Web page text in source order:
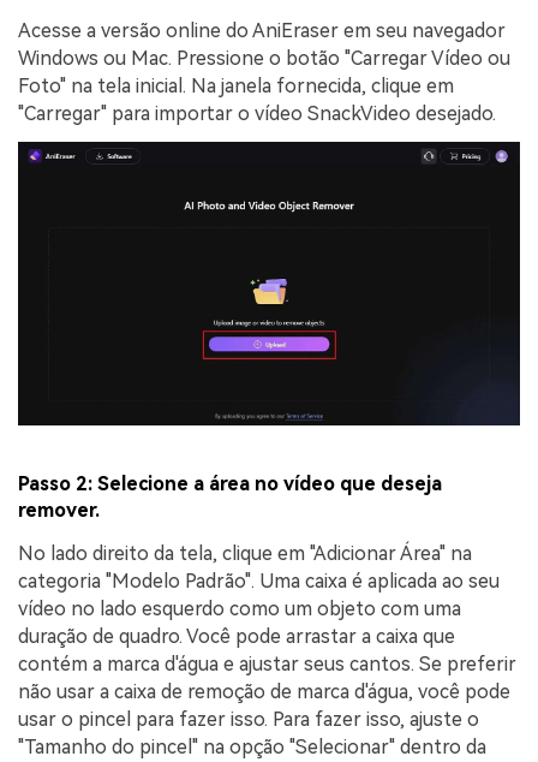
Acesse a versão online do AniEraser em seu navegador
Windows ou Mac. Pressione o botão "Carregar Vídeo ou
Foto" na tela inicial. Na janela fornecida, clique em
"Carregar" para importar o vídeo SnackVideo desejado.
Passo 2: Selecione a área no vídeo que deseja
remover.
No lado direito da tela, clique em "Adicionar Área" na
categoria "Modelo Padrão". Uma caixa é aplicada ao seu
vídeo no lado esquerdo como um objeto com uma
duração de quadro. Você pode arrastar a caixa que
contém a marca d'água e ajustar seus cantos. Se preferir
não usar a caixa de remoção de marca d'água, você pode
usar o pincel para fazer isso. Para fazer isso, ajuste o
"Tamanho do pincel" na opção "Selecionar" dentro da